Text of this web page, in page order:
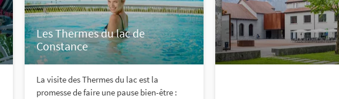
Les Thermes du lac de
Constance
La visite des Thermes du lac est la
promesse de faire une pause bien-être :